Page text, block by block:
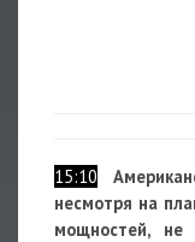
15:10
несмотря на
мощностей, не